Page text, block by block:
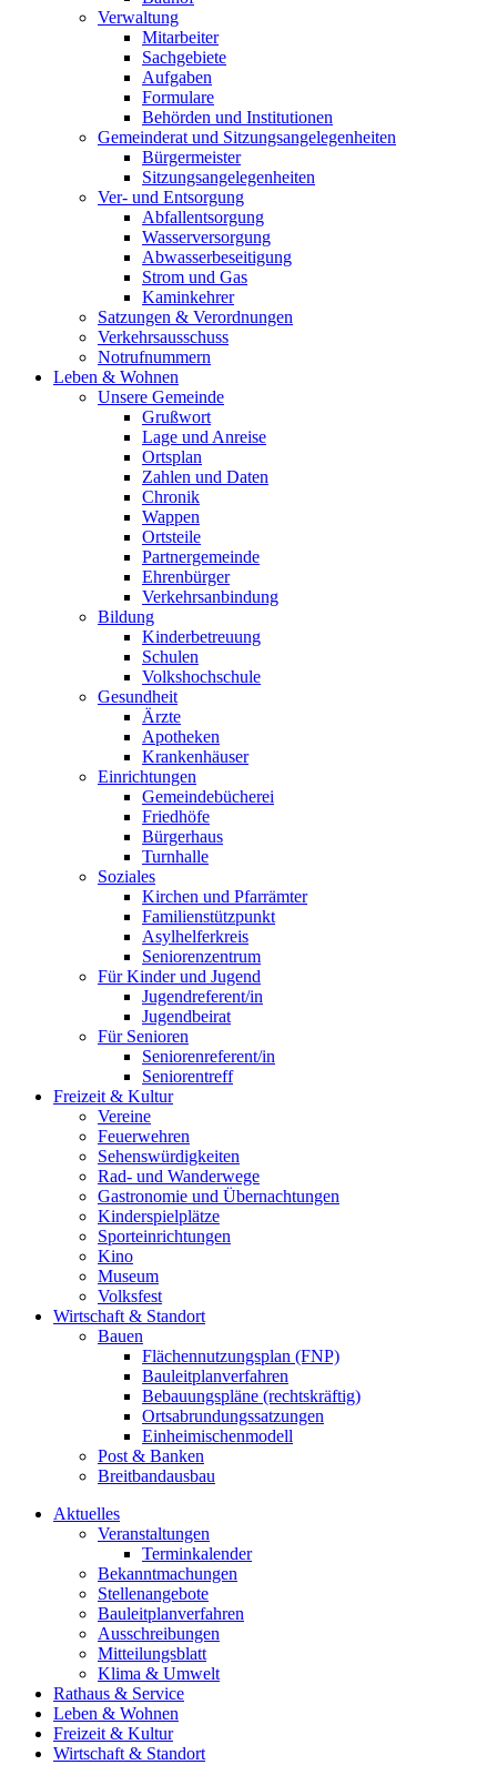
Verwaltung
Mitarbeiter
Sachgebiete
Aufgaben
Formulare
Behörden und Institutionen
Gemeinderat und Sitzungsangelegenheiten
Bürgermeister
Sitzungsangelegenheiten
Ver- und Entsorgung
Abfallentsorgung
Wasserversorgung
Abwasserbeseitigung
Strom und Gas
Kaminkehrer
Satzungen & Verordnungen
Verkehrsausschuss
Notrufnummern
Leben & Wohnen
Unsere Gemeinde
Grußwort
Lage und Anreise
Ortsplan
Zahlen und Daten
Chronik
Wappen
Ortsteile
Partnergemeinde
Ehrenbürger
Verkehrsanbindung
Bildung
Kinderbetreuung
Schulen
Volkshochschule
Gesundheit
Ärzte
Apotheken
Krankenhäuser
Einrichtungen
Gemeindebücherei
Friedhöfe
Bürgerhaus
Turnhalle
Soziales
Kirchen und Pfarrämter
Familienstützpunkt
Asylhelferkreis
Seniorenzentrum
Für Kinder und Jugend
Jugendreferent/in
Jugendbeirat
Für Senioren
Seniorenreferent/in
Seniorentreff
Freizeit & Kultur
Vereine
Feuerwehren
Sehenswürdigkeiten
Rad- und Wanderwege
Gastronomie und Übernachtungen
Kinderspielplätze
Sporteinrichtungen
Kino
Museum
Volksfest
Wirtschaft & Standort
Bauen
Flächennutzungsplan (FNP)
Bauleitplanverfahren
Bebauungspläne (rechtskräftig)
Ortsabrundungssatzungen
Einheimischenmodell
Post & Banken
Breitbandausbau
Aktuelles
Veranstaltungen
Terminkalender
Bekanntmachungen
Stellenangebote
Bauleitplanverfahren
Ausschreibungen
Mitteilungsblatt
Klima & Umwelt
Rathaus & Service
Leben & Wohnen
Freizeit & Kultur
Wirtschaft & Standort